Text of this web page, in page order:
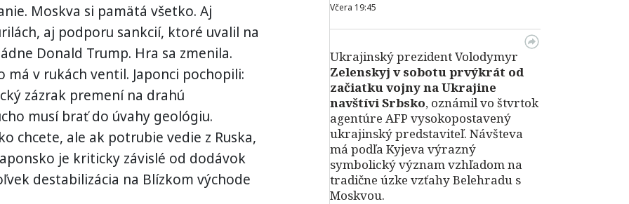
Moskva si pamätá všetko. Aj
aj podporu sankcií, ktoré uvalil na
Donald Trump. Hra sa zmenila.
v rukách ventil. Japonci pochopili:
zázrak premení na drahú
musí brať do úvahy geológiu.
chcete, ale ak potrubie vedie z Ruska,
je kriticky závislé od dodávok
destabilizácia na Blízkom východe
Včera 19:45
Ukrajinský prezident Volodymyr
Zelenskyj v sobotu prvýkrát od
začiatku vojny na Ukrajine
navštívi Srbsko, oznámil vo štvrtok
agentúre AFP vysokopostavený
ukrajinský predstaviteľ. Návšteva
má podľa Kyjeva výrazný
symbolický význam vzhľadom na
tradične úzke vzťahy Belehradu s
Moskvou.